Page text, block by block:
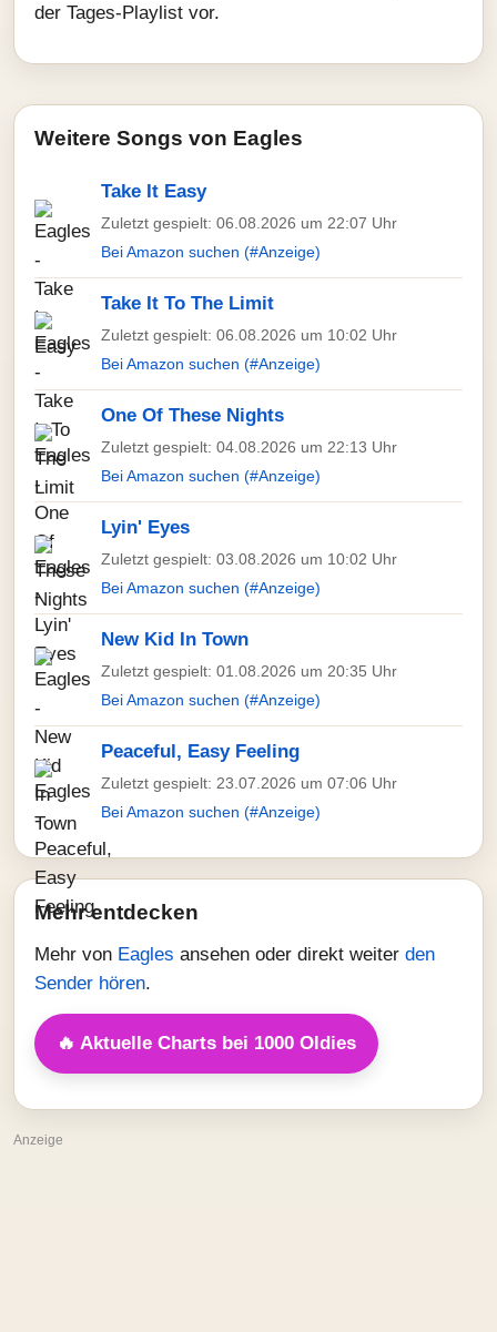
der Tages-Playlist vor.
Weitere Songs von Eagles
Take It Easy
Zuletzt gespielt: 06.08.2026 um 22:07 Uhr
Bei Amazon suchen (#Anzeige)
Take It To The Limit
Zuletzt gespielt: 06.08.2026 um 10:02 Uhr
Bei Amazon suchen (#Anzeige)
One Of These Nights
Zuletzt gespielt: 04.08.2026 um 22:13 Uhr
Bei Amazon suchen (#Anzeige)
Lyin' Eyes
Zuletzt gespielt: 03.08.2026 um 10:02 Uhr
Bei Amazon suchen (#Anzeige)
New Kid In Town
Zuletzt gespielt: 01.08.2026 um 20:35 Uhr
Bei Amazon suchen (#Anzeige)
Peaceful, Easy Feeling
Zuletzt gespielt: 23.07.2026 um 07:06 Uhr
Bei Amazon suchen (#Anzeige)
Mehr entdecken
Mehr von Eagles ansehen oder direkt weiter den
Sender hören.
🔥 Aktuelle Charts bei 1000 Oldies
Anzeige